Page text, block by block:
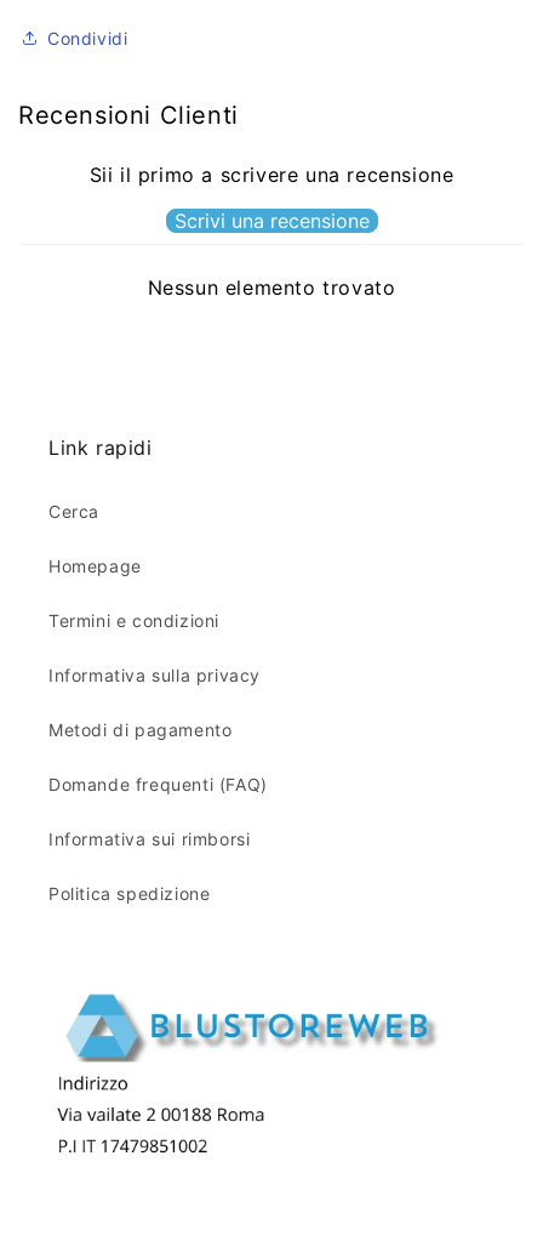
Condividi
Recensioni Clienti
Sii il primo a scrivere una recensione
Scrivi una recensione
Nessun elemento trovato
Link rapidi
Cerca
Homepage
Termini e condizioni
Informativa sulla privacy
Metodi di pagamento
Domande frequenti (FAQ)
Informativa sui rimborsi
Politica spedizione